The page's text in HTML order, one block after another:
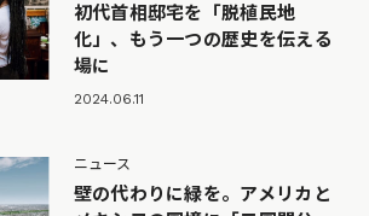
初代首相邸宅を「脱植民地
化」、もう一つの歴史を伝える
場に
2024.06.11
ニュース
壁の代わりに緑を。アメリカと